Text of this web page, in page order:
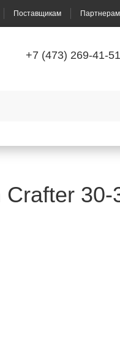
Поставщикам Партнерам
+7 (473) 269-41-51
30-